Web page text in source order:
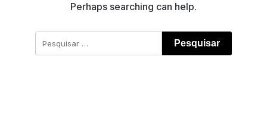
Perhaps searching can help.
Pesquisar
por: